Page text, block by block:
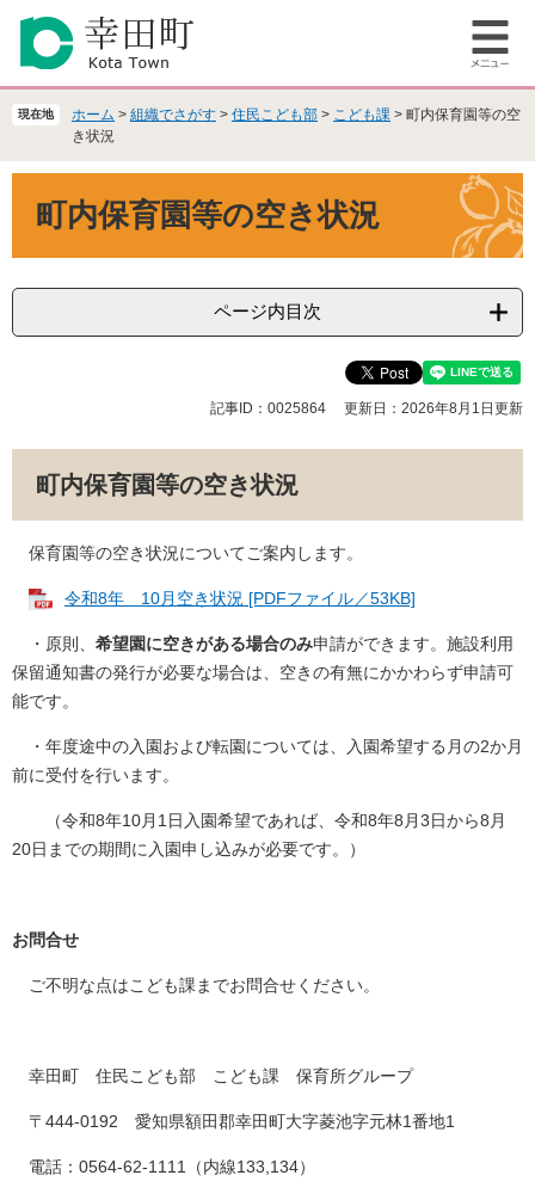
の
で
ー
ば
文
へ
メ
ー
現在地 ホーム > 組織でさがす > 住民こども部 > こども課 > 町内保育園等の空
き状況
町内保育園等の空き状況
ページ内目次
記事ID：0025864 更新日：2026年8月1日更新
町内保育園等の空き状況
保育園等の空き状況についてご案内します。
令和8年 10月空き状況 [PDFファイル／53KB]
・原則、 希望園に空きがある場合のみ申請ができます。施設利用
保留通知書の発行が必要な場合は、空きの有無にかかわらず申請可
能です。
・年度途中の入園および転園については、入園希望する月の2か月
前に受付を行います。
（令和8年10月1日入園希望であれば、令和8年8月3日から8月
20日までの期間に入園申し込みが必要です。）
お問合せ
ご不明な点はこども課までお問合せください。
幸田町 住民こども部 こども課 保育所グループ
〒444-0192 愛知県額田郡幸田町大字菱池字元林1番地1
電話：0564-62-1111（内線133,134）